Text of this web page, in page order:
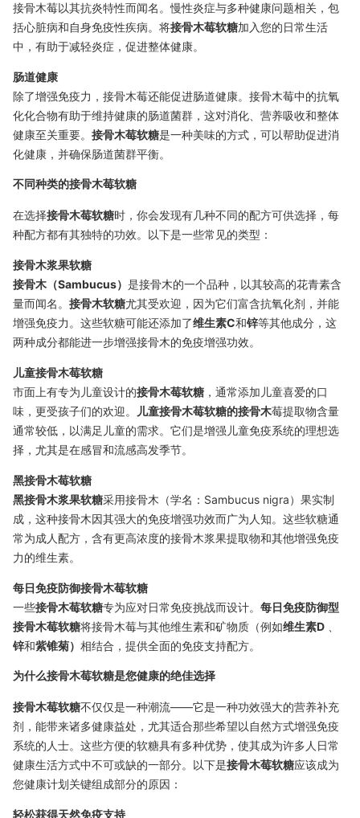
接骨木莓以其抗炎特性而闻名。慢性炎症与多种健康问题相关，包
括心脏病和自身免疫性疾病。将接骨木莓软糖加入您的日常生活
中，有助于减轻炎症，促进整体健康。
肠道健康
除了增强免疫力，接骨木莓还能促进肠道健康。接骨木莓中的抗氧
化化合物有助于维持健康的肠道菌群，这对消化、营养吸收和整体
健康至关重要。 接骨木莓软糖是一种美味的方式，可以帮助促进消
化健康，并确保肠道菌群平衡。
不同种类的接骨木莓软糖
在选择接骨木莓软糖时，你会发现有几种不同的配方可供选择，每
种配方都有其独特的功效。以下是一些常见的类型：
接骨木浆果软糖
接骨木（Sambucus） 是接骨木的一个品种，以其较高的花青素含
量而闻名。 接骨木软糖尤其受欢迎，因为它们富含抗氧化剂，并能
增强免疫力。这些软糖可能还添加了维生素C和锌等其他成分，这
两种成分都能进一步增强接骨木的免疫增强功效。
儿童接骨木莓软糖
市面上有专为儿童设计的接骨木莓软糖 ，通常添加儿童喜爱的口
味，更受孩子们的欢迎。
儿童接骨木莓软糖的接骨木莓提取物含量
通常较低，以满足儿童的需求。它们是增强儿童免疫系统的理想选
择，尤其是在感冒和流感高发季节。
黑接骨木莓软糖
黑接骨木浆果软糖采用接骨木（学名：Sambucus nigra）果实制
成，这种接骨木因其强大的免疫增强功效而广为人知。这些软糖通
常为成人配方，含有更高浓度的接骨木浆果提取物和其他增强免疫
力的维生素。
每日免疫防御接骨木莓软糖
一些接骨木莓软糖专为应对日常免疫挑战而设计。 每日免疫防御型
接骨木莓软糖将接骨木莓与其他维生素和矿物质（例如维生素D
锌和紫锥菊） 相结合，提供全面的免疫支持配方。
为什么接骨木莓软糖是您健康的绝佳选择
接骨木莓软糖不仅仅是一种潮流——它是一种功效强大的营养补充
剂，能带来诸多健康益处，尤其适合那些希望以自然方式增强免疫
系统的人士。这些方便的软糖具有多种优势，使其成为许多人日常
健康生活方式中不可或缺的一部分。以下是接骨木莓软糖应该成为
您健康计划关键组成部分的原因：
轻松获得天然免疫支持